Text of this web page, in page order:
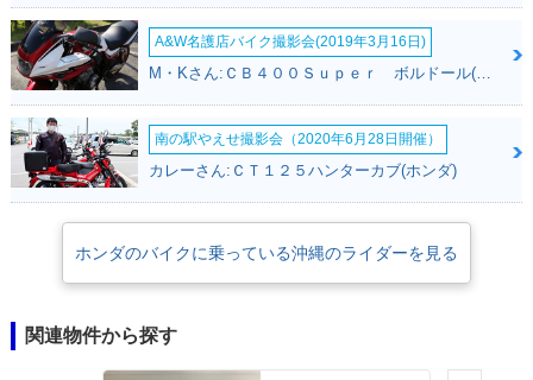
A&W名護店バイク撮影会(2019年3月16日)
南の駅やえせ撮影会（2020年6月28日開催）
カレーさん:ＣＴ１２５ハンターカブ(ホンダ)
ホンダのバイクに乗っている沖縄のライダーを見る
関連物件から探す